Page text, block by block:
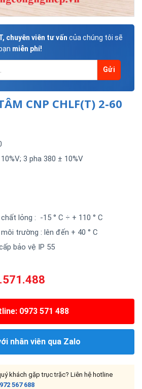
chuyên viên tư vấn của chúng tôi sẽ
miễn phí!
CNP CHLF(T) 2-60
3 pha 380 ± 10%V
lỏng : -15 ° C ÷ + 110 ° C
trường : lên đến + 40 ° C
bảo vệ IP 55
0973 571 488
nhân viên qua Zalo
khách gặp trục trặc? Liên hệ hotline
567 688